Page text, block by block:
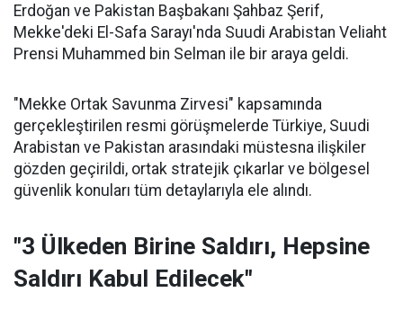
Erdoğan ve Pakistan Başbakanı Şahbaz Şerif,
Mekke'deki El-Safa Sarayı'nda Suudi Arabistan Veliaht
Prensi Muhammed bin Selman ile bir araya geldi.
"Mekke Ortak Savunma Zirvesi" kapsamında
gerçekleştirilen resmi görüşmelerde Türkiye, Suudi
Arabistan ve Pakistan arasındaki müstesna ilişkiler
gözden geçirildi, ortak stratejik çıkarlar ve bölgesel
güvenlik konuları tüm detaylarıyla ele alındı.
"3 Ülkeden Birine Saldırı, Hepsine
Saldırı Kabul Edilecek"